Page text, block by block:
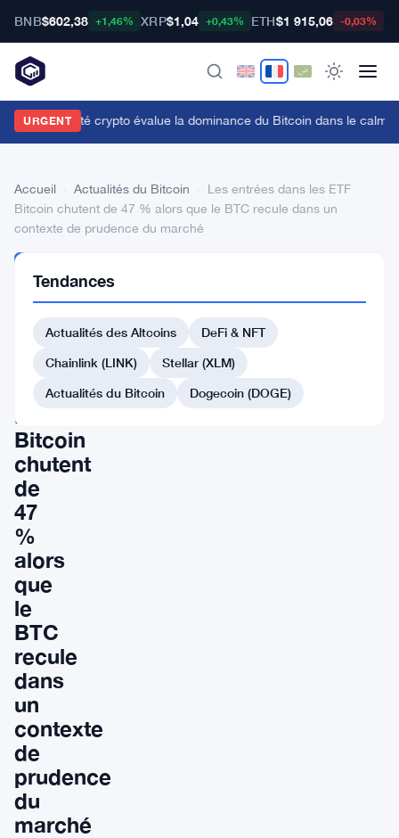
BNB$602,38 +1,46% XRP$1,04 +0,43% ETH$1 915,06 -0,03%
URGENT
communauté crypto évalue la dominance du Bitcoin dans le calme
Accueil Actualités du Bitcoin
Les entrées dans les ETF
Bitcoin chutent de 47 % alors que le BTC recule dans un
contexte de prudence du marché
DU BITCOIN
entrées
dans
ETF
Bitcoin
chutent
de
47
%
alors
que
le
BTC
recule
dans
un
contexte
de
prudence
du
marché
Tendances
Actualités des Altcoins
DeFi & NFT
Chainlink (LINK)
Stellar (XLM)
Actualités du Bitcoin
Dogecoin (DOGE)